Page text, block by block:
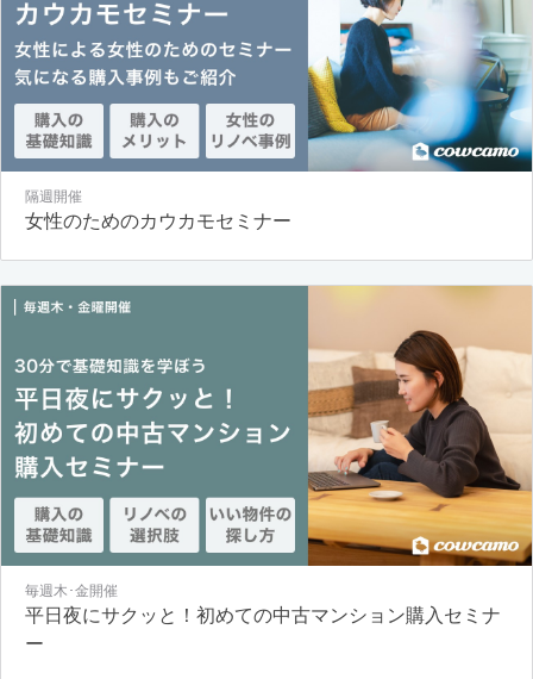
隔週開催
女性のためのカウカモセミナー
毎週木･金開催
平日夜にサクッと！初めての中古マンション購入セミナ
ー